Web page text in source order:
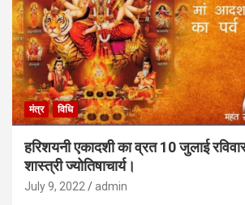
मंत्र विधि
हरिशयनी एकादशी का व्रत 10 जुलाई
शास्त्री ज्योतिषाचार्य।
July 9, 2022 admin